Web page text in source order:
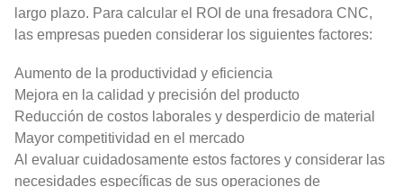
largo plazo. Para calcular el ROI de una fresadora CNC,
las empresas pueden considerar los siguientes factores:
Aumento de la productividad y eficiencia
Mejora en la calidad y precisión del producto
Reducción de costos laborales y desperdicio de material
Mayor competitividad en el mercado
Al evaluar cuidadosamente estos factores y considerar las
necesidades específicas de sus operaciones de